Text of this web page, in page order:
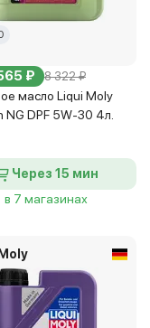
₽ 8 322 ₽
масло Liqui Moly
NG DPF 5W-30 4л.
Через 15 мин
в 7 магазинах